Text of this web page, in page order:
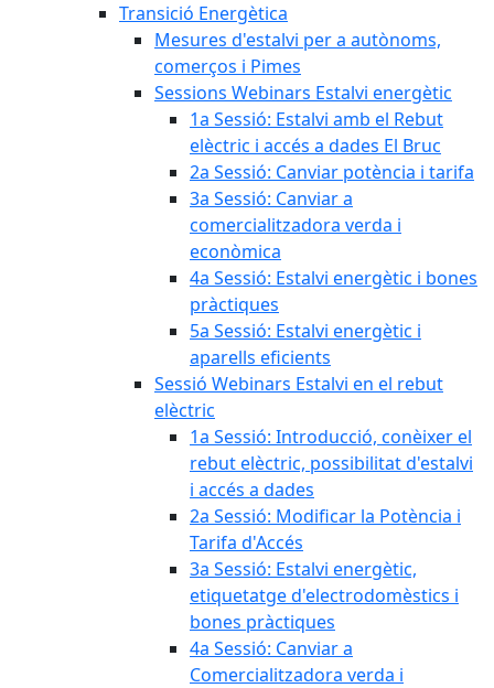
Transició Energètica
Mesures d'estalvi per a autònoms,
comerços i Pimes
Sessions Webinars Estalvi energètic
1a Sessió: Estalvi amb el Rebut
elèctric i accés a dades El Bruc
2a Sessió: Canviar potència i tarifa
3a Sessió: Canviar a
comercialitzadora verda i
econòmica
4a Sessió: Estalvi energètic i bones
pràctiques
5a Sessió: Estalvi energètic i
aparells eficients
Sessió Webinars Estalvi en el rebut
elèctric
1a Sessió: Introducció, conèixer el
rebut elèctric, possibilitat d'estalvi
i accés a dades
2a Sessió: Modificar la Potència i
Tarifa d'Accés
3a Sessió: Estalvi energètic,
etiquetatge d'electrodomèstics i
bones pràctiques
4a Sessió: Canviar a
Comercialitzadora verda i